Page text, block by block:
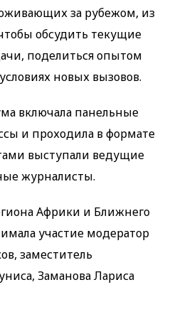
за рубежом, из
обсудить текущие
поделиться опытом
новых вызовов.
включала панельные
и проходила в формате
выступали ведущие
журналисты.
Африки и Ближнего
участие модератор
заместитель
Заманова Лариса